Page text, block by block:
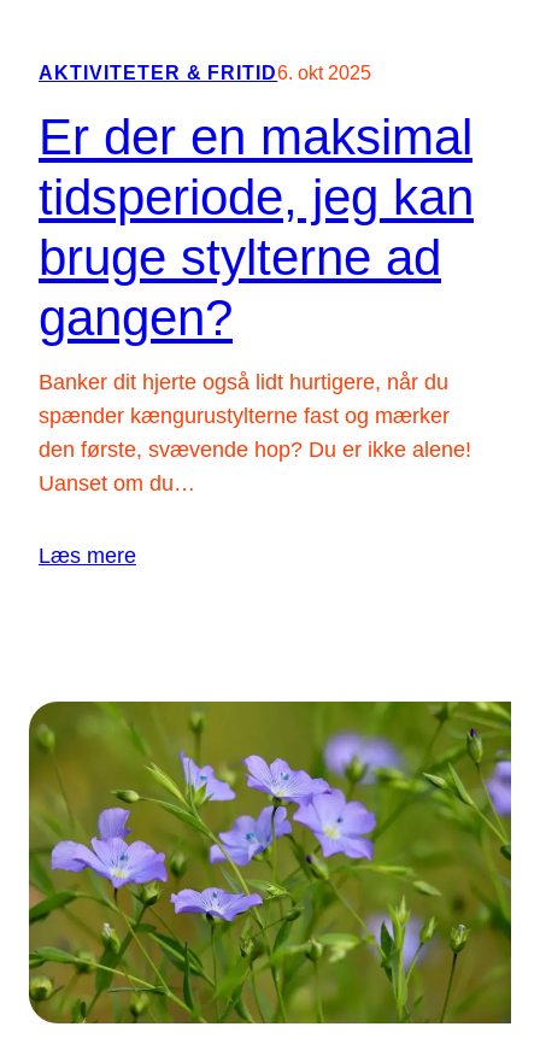
AKTIVITETER & FRITID6. okt 2025
Er der en maksimal
tidsperiode, jeg kan
bruge stylterne ad
gangen?
Banker dit hjerte også lidt hurtigere, når du
spænder kængurustylterne fast og mærker
den første, svævende hop? Du er ikke alene!
Uanset om du…
Læs mere
r
e
n
m
a
k
s
i